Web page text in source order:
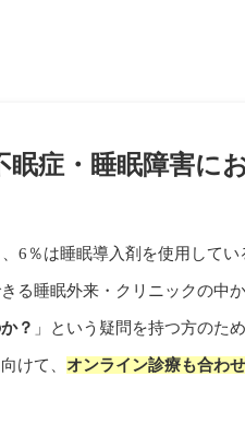
眠症・睡眠障害
6％は睡眠導入剤を使用してい
る睡眠外来・クリニックの中か
？ 」という疑問を持つ方のた
けて、 オンライン診療も合わ